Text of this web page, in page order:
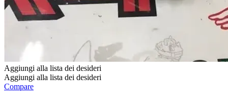
Aggiungi alla lista dei desideri
Aggiungi alla lista dei desideri
Compare